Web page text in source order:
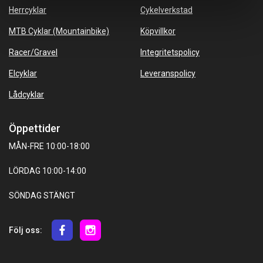
Herrcyklar
MTB Cyklar (Mountainbike)
Racer/Gravel
Elcyklar
Lådcyklar
Cykelverkstad
Köpvillkor
Integritetspolicy
Leveranspolicy
Öppettider
MÅN-FRE 10:00-18:00
LÖRDAG 10:00-14:00
SÖNDAG STÄNGT
Följ oss: